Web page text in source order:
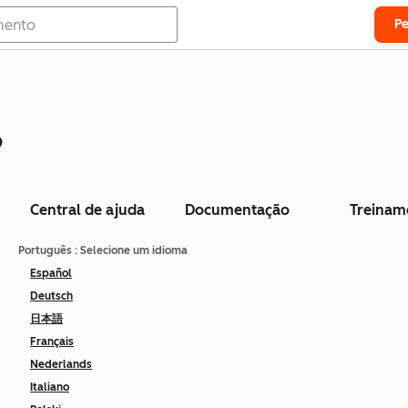
Central de ajuda Documentação
Português : Selecione um idioma
Español
Deutsch
日本語
Français
Nederlands
Italiano